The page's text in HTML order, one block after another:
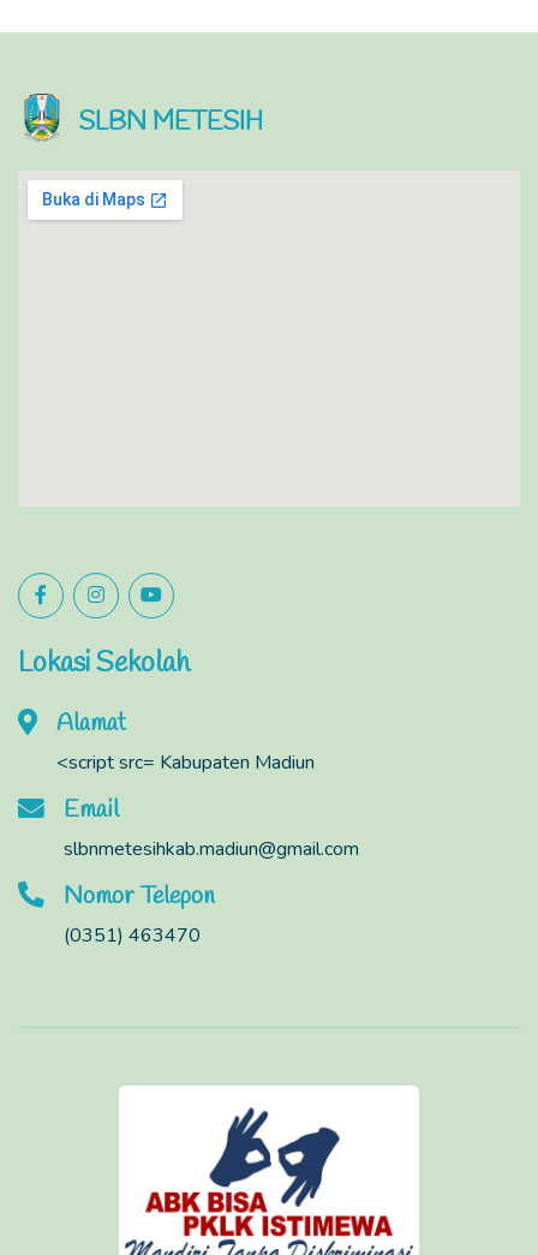
SLBN METESIH
Lokasi Sekolah
Alamat
<script src= Kabupaten Madiun
Email
slbnmetesihkab.madiun@gmail.com
Nomor Telepon
(0351) 463470